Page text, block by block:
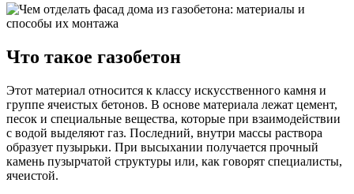
Что такое газобетон
Этот материал относится к классу искусственного камня и
группе ячеистых бетонов. В основе материала лежат цемент,
песок и специальные вещества, которые при взаимодействии
с водой выделяют газ. Последний, внутри массы раствора
образует пузырьки. При высыхании получается прочный
камень пузырчатой структуры или, как говорят специалисты,
ячеистой.